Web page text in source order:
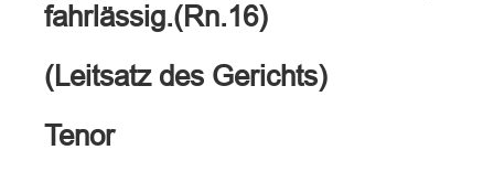
fahrlässig.(Rn.16)
(Leitsatz des Gerichts)
Tenor